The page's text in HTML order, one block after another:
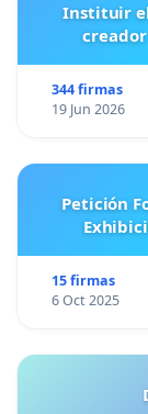
Instituir el
344 firmas
19 Jun 2026
Petición
15 firmas
6 Oct 2025